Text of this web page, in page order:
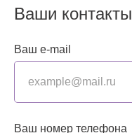
Ваши контакты
Ваш e-mail
example@mail.ru
Ваш номер телефона